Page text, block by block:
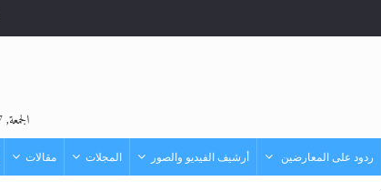
الجمعة, 7 آب, 2026
ردود على المعارضين أرشيف الفيديو والصور المجلات مقالات